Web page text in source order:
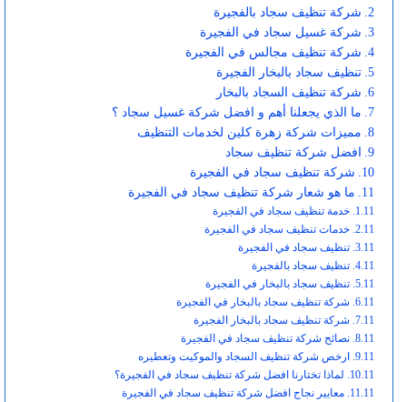
شركة تنظيف سجاد بالفجيرة
شركة غسيل سجاد في الفجيرة
شركة تنظيف مجالس في الفجيرة
تنظيف سجاد بالبخار الفجيرة
شركة تنظيف السجاد بالبخار
ما الذي يجعلنا أهم و افضل شركة غسيل سجاد ؟
مميزات شركة زهرة كلين لخدمات التنظيف
افضل شركة تنظيف سجاد
شركة تنظيف سجاد في الفجيرة
ما هو شعار شركة تنظيف سجاد في الفجيرة
خدمة تنظيف سجاد في الفجيرة
خدمات تنظيف سجاد في الفجيرة
تنظيف سجاد في الفجيرة
تنظيف سجاد بالفجيرة
تنظيف سجاد بالبخار في الفجيرة
شركة تنظيف سجاد بالبخار في الفجيرة
شركة تنظيف سجاد بالبخار الفجيرة
نصائح شركة تنظيف سجاد في الفجيرة
ارخص شركة تنظيف السجاد والموكيت وتعطيره
لماذا تختارنا افضل شركة تنظيف سجاد في الفجيرة؟
معايير نجاج افضل شركة تنظيف سجاد في الفجيرة